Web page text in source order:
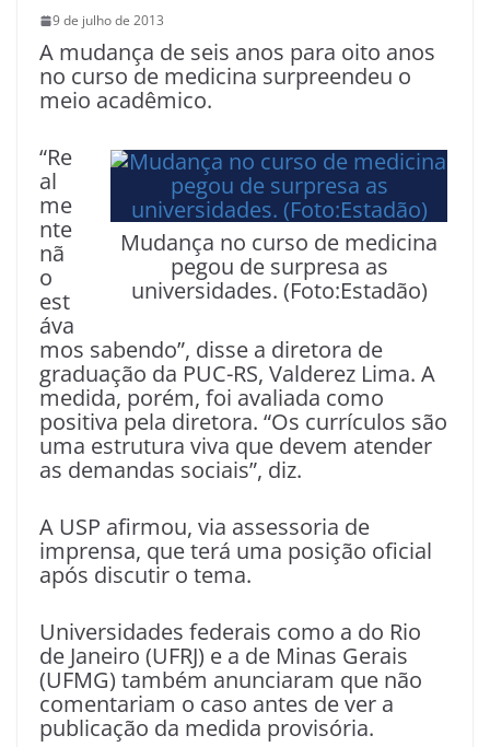
9 de julho de 2013
A mudança de seis anos para oito anos
no curso de medicina surpreendeu o
meio acadêmico.
Mudança no curso de medicina
pegou de surpresa as
universidades. (Foto:Estadão)
“Re
al
me
nte
nã
o
est
áva
mos sabendo”, disse a diretora de
graduação da PUC-RS, Valderez Lima. A
medida, porém, foi avaliada como
positiva pela diretora. “Os currículos são
uma estrutura viva que devem atender
as demandas sociais”, diz.
A USP afirmou, via assessoria de
imprensa, que terá uma posição oficial
após discutir o tema.
Universidades federais como a do Rio
de Janeiro (UFRJ) e a de Minas Gerais
(UFMG) também anunciaram que não
comentariam o caso antes de ver a
publicação da medida provisória.